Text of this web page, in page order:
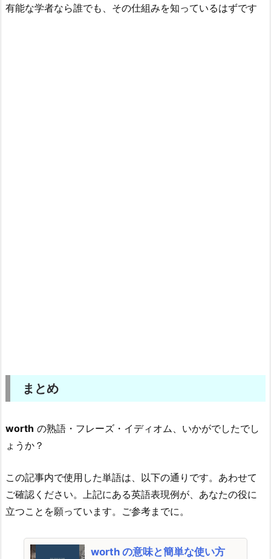
有能な学者なら誰でも、その仕組みを知っているはずです
まとめ
worth の熟語・フレーズ・イディオム、いかがでしたでし
ょうか？
この記事内で使用した単語は、以下の通りです。あわせて
ご確認ください。上記にある英語表現例が、あなたの役に
立つことを願っています。ご参考までに。
worth の意味と簡単な使い方